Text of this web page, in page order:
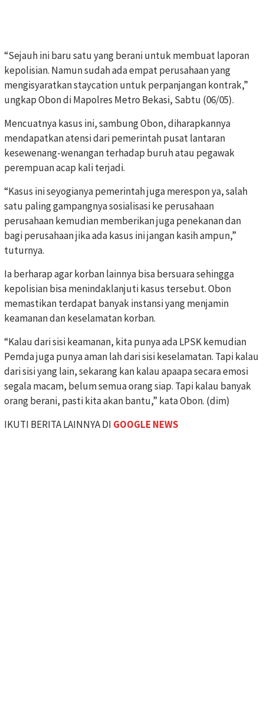
“Sejauh ini baru satu yang berani untuk membuat laporan
kepolisian. Namun sudah ada empat perusahaan yang
mengisyaratkan staycation untuk perpanjangan kontrak,”
ungkap Obon di Mapolres Metro Bekasi, Sabtu (06/05).
Mencuatnya kasus ini, sambung Obon, diharapkannya
mendapatkan atensi dari pemerintah pusat lantaran
kesewenang-wenangan terhadap buruh atau pegawak
perempuan acap kali terjadi.
“Kasus ini seyogianya pemerintah juga merespon ya, salah
satu paling gampangnya sosialisasi ke perusahaan
perusahaan kemudian memberikan juga penekanan dan
bagi perusahaan jika ada kasus ini jangan kasih ampun,”
tuturnya.
Ia berharap agar korban lainnya bisa bersuara sehingga
kepolisian bisa menindaklanjuti kasus tersebut. Obon
memastikan terdapat banyak instansi yang menjamin
keamanan dan keselamatan korban.
“Kalau dari sisi keamanan, kita punya ada LPSK kemudian
Pemda juga punya aman lah dari sisi keselamatan. Tapi kalau
dari sisi yang lain, sekarang kan kalau apaapa secara emosi
segala macam, belum semua orang siap. Tapi kalau banyak
orang berani, pasti kita akan bantu,” kata Obon. (dim)
IKUTI BERITA LAINNYA DI GOOGLE NEWS